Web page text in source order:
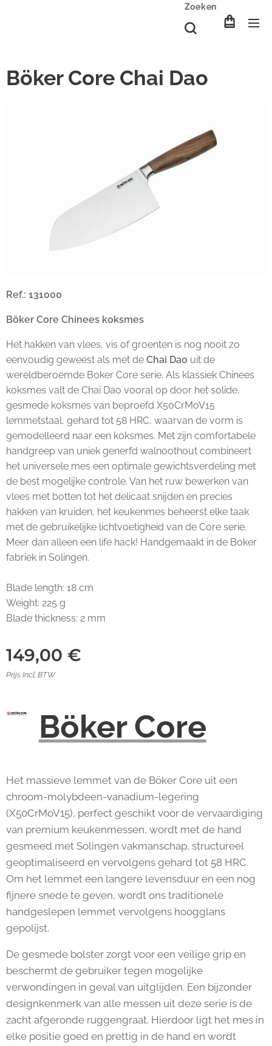
Zoeken
Böker Core Chai Dao
Ref.: 131000
Böker Core Chinees koksmes
Het hakken van vlees, vis of groenten is nog nooit zo
eenvoudig geweest als met de Chai Dao uit de
wereldberoemde Boker Core serie. Als klassiek Chinees
koksmes valt de Chai Dao vooral op door het solide,
gesmede koksmes van beproefd X50CrMoV15
lemmetstaal, gehard tot 58 HRC, waarvan de vorm is
gemodelleerd naar een koksmes. Met zijn comfortabele
handgreep van uniek generfd walnoothout combineert
het universele mes een optimale gewichtsverdeling met
de best mogelijke controle. Van het ruw bewerken van
vlees met botten tot het delicaat snijden en precies
hakken van kruiden, het keukenmes beheerst elke taak
met de gebruikelijke lichtvoetigheid van de Core serie.
Meer dan alleen een life hack! Handgemaakt in de Boker
fabriek in Solingen.
Blade length: 18 cm
Weight: 225 g
Blade thickness: 2 mm
149,00 €
Prijs Incl. BTW
Böker Core
Het massieve lemmet van de Böker Core uit een
chroom-molybdeen-vanadium-legering
(X50CrMoV15), perfect geschikt voor de vervaardiging
van premium keukenmessen, wordt met de hand
gesmeed met Solingen vakmanschap, structureel
geoptimaliseerd en vervolgens gehard tot 58 HRC.
Om het lemmet een langere levensduur en een nog
fijnere snede te geven, wordt ons traditionele
handgeslepen lemmet vervolgens hoogglans
gepolijst.
De gesmede bolster zorgt voor een veilige grip en
beschermt de gebruiker tegen mogelijke
verwondingen in geval van uitglijden. Een bijzonder
designkenmerk van alle messen uit deze serie is de
zacht afgeronde ruggengraat. Hierdoor ligt het mes in
elke positie goed en prettig in de hand en wordt